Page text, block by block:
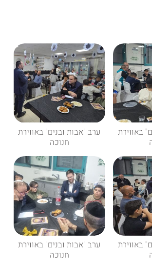
באווירת
ערב "אבות ובנים" באווירת
חנוכה
באווירת
ערב "אבות ובנים" באווירת
חנוכה